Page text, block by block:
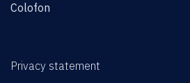
Colofon
Privacy statement